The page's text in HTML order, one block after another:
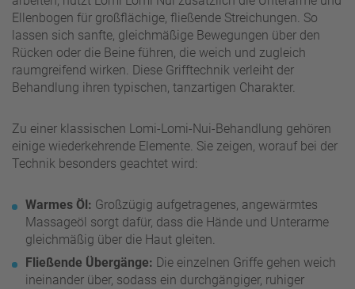
Ellenbogen für großflächige, fließende Streichungen. So
lassen sich sanfte, gleichmäßige Bewegungen über den
Rücken oder die Beine führen, die weich und zugleich
raumgreifend wirken. Diese Grifftechnik verleiht der
Behandlung ihren typischen, tanzartigen Charakter.
Zu einer klassischen Lomi-Lomi-Nui-Behandlung gehören
einige wiederkehrende Elemente. Sie zeigen, worauf bei der
Technik besonders geachtet wird:
Warmes Öl: Großzügig aufgetragenes, angewärmtes
Massageöl sorgt dafür, dass die Hände und Unterarme
gleichmäßig über die Haut gleiten.
Fließende Übergänge: Die einzelnen Griffe gehen weich
ineinander über, sodass ein durchgängiger, ruhiger